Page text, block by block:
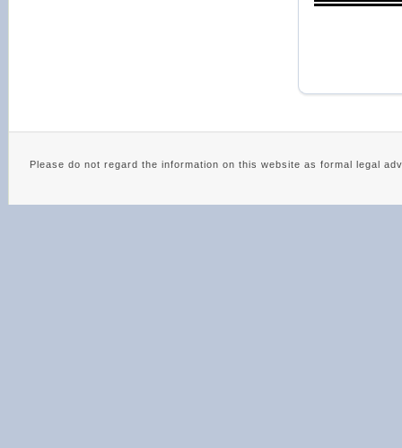
Please do not regard the information on this website as formal legal